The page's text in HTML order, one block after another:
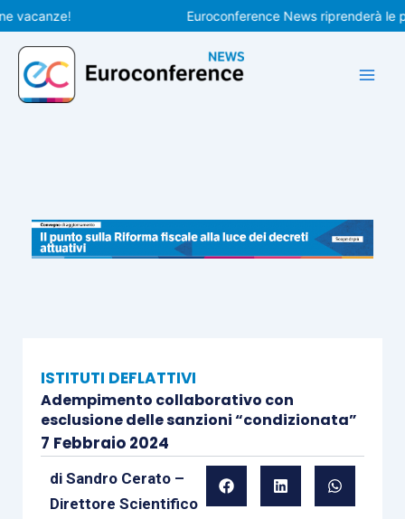
Vai
al
contenuto
Euroconference News riprenderà le
ISTITUTI DEFLATTIVI
Adempimento collaborativo con
esclusione delle sanzioni “condizionata”
7 Febbraio 2024
di Sandro Cerato –
Direttore Scientifico